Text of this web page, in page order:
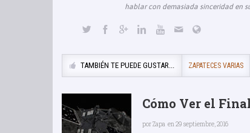
hablar con demasiada sinceridad en
TAMBIÉN TE PUEDE GUSTAR... ZAPATECES VARIAS
Cómo Ver el
porZapa en 29 septiembre, 2016